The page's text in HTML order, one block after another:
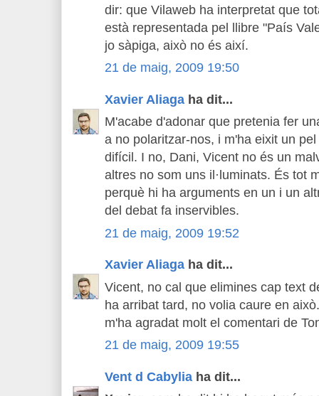
dir: que Vilaweb ha interpretat que
està representada pel llibre "País
jo sàpiga, això no és així.
21 de maig, 2009 19:50
Xavier Aliaga ha dit...
M'acabe d'adonar que pretenia fer
a no polaritzar-nos, i m'ha eixit un
difícil. I no, Dani, Vicent no és un
altres no som uns il·luminats. És tot
perquè hi ha arguments en un i un
del debat fa inservibles.
21 de maig, 2009 19:52
Xavier Aliaga ha dit...
Vicent, no cal que elimines cap text
ha arribat tard, no volia caure en
m'ha agradat molt el comentari de
21 de maig, 2009 19:55
Vent d Cabylia ha dit...